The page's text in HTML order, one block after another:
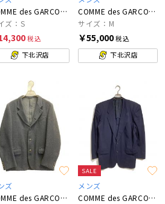
COMME des GARCONS HOMME
ズ：S
税込
下北沢店
COMME des GARCONS HOMME PLUS
サイズ：M
￥55,000税込
下北沢店
ズ
COMME des GARCONS HOMME PLUS
SALE
メンズ
COMME des GARCONS HOMME